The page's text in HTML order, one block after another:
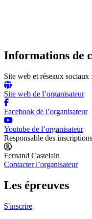
Informations de
Site web et réseaux sociaux :
Site web de l’organisateur
Facebook de l’organisateur
Youtube de l’organisateur
Responsable des
Fernand Castelain
Contacter l’organisateur
Les épreuves
S'inscrire